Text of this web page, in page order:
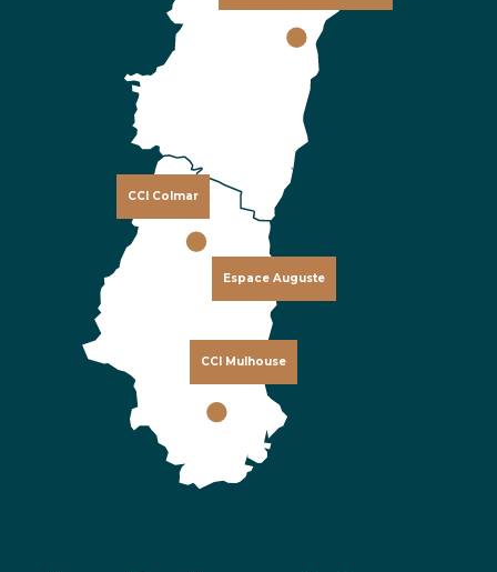
CCI Colmar
Espace Auguste
CCI Mulhouse